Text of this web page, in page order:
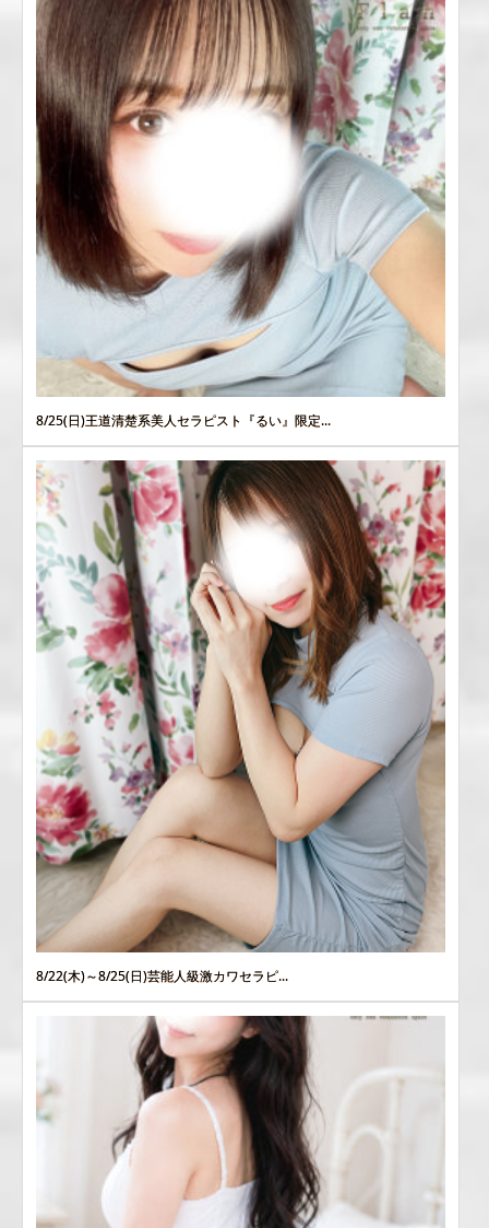
8/25(日)王道清楚系美人セラピスト『るい』限定...
8/22(木)～8/25(日)芸能人級激カワセラピ...